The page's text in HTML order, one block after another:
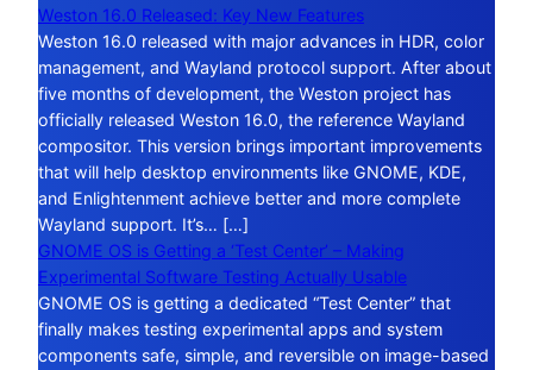
Weston 16.0 Released: Key New Features
Weston 16.0 released with major advances in HDR, color
management, and Wayland protocol support. After about
five months of development, the Weston project has
officially released Weston 16.0, the reference Wayland
compositor. This version brings important improvements
that will help desktop environments like GNOME, KDE,
and Enlightenment achieve better and more complete
Wayland support. It’s… […]
GNOME OS is Getting a ‘Test Center’ – Making
Experimental Software Testing Actually Usable
GNOME OS is getting a dedicated “Test Center” that
finally makes testing experimental apps and system
components safe, simple, and reversible on image-based